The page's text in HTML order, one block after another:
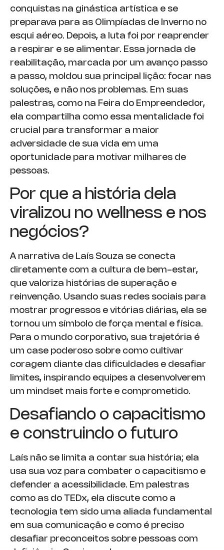
conquistas na ginástica artística e se
preparava para as Olimpíadas de Inverno no
esqui aéreo. Depois, a luta foi por reaprender
a respirar e se alimentar. Essa jornada de
reabilitação, marcada por um avanço passo
a passo, moldou sua principal lição: focar nas
soluções, e não nos problemas. Em suas
palestras, como na Feira do Empreendedor,
ela compartilha como essa mentalidade foi
crucial para transformar a maior
adversidade de sua vida em uma
oportunidade para motivar milhares de
pessoas.
Por que a história dela
viralizou no wellness e nos
negócios?
A narrativa de Laís Souza se conecta
diretamente com a cultura de bem-estar,
que valoriza histórias de superação e
reinvenção. Usando suas redes sociais para
mostrar progressos e vitórias diárias, ela se
tornou um símbolo de força mental e física.
Para o mundo corporativo, sua trajetória é
um case poderoso sobre como cultivar
coragem diante das dificuldades e desafiar
limites, inspirando equipes a desenvolverem
um mindset mais forte e comprometido.
Desafiando o capacitismo
e construindo o futuro
Laís não se limita a contar sua história; ela
usa sua voz para combater o capacitismo e
defender a acessibilidade. Em palestras
como as do TEDx, ela discute como a
tecnologia tem sido uma aliada fundamental
em sua comunicação e como é preciso
desafiar preconceitos sobre pessoas com